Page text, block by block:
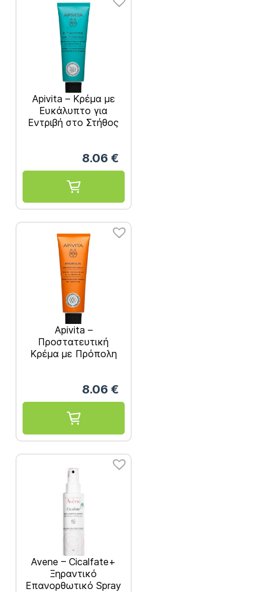
Apivita – Κρέμα με
Ευκάλυπτο για
Εντριβή στο Στήθος
8.06 €
Apivita –
Προστατευτική
Κρέμα με Πρόπολη
8.06 €
Avene – Cicalfate+
Ξηραντικό
Επανορθωτικό Spray